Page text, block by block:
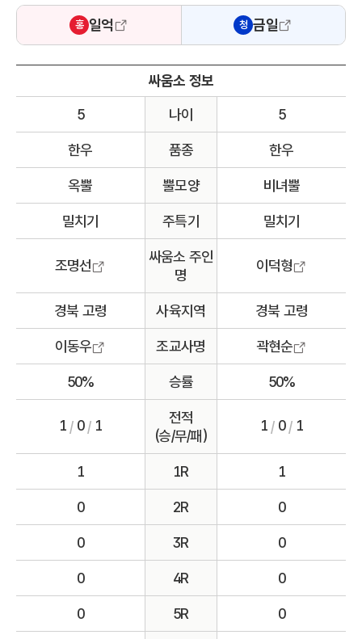
홍 일억 청 금일
싸움소 정보
나이
5 5
품종
한우 한우
뿔모양
옥뿔 비녀뿔
주특기
밀치기 밀치기
싸움소 주인
명
조명선 이덕형
사육지역
경북 고령 경북 고령
조교사명
이동우 곽현순
승률
50% 50%
전적
(승/무/패)
1 /0/1 1 /0/1
1R
1 1
2R
0 0
3R
0 0
4R
0 0
5R
0 0